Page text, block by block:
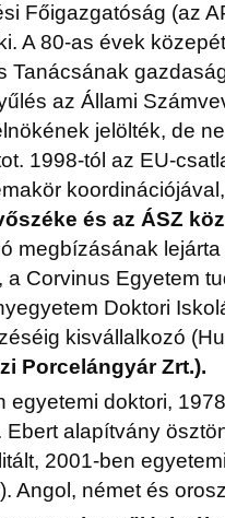
Főigazgatóság (az
A 80-as évek
Tanácsának
az Állami
jelölték, de
1998-tól az EU-
és az ÁSZ
megbízásának
a Corvinus Egyetem
Doktori
kisvállalkozó
Porcelángyár Zrt.).
egyetemi doktori,
Ebert alapítvány
2001-ben
Angol, német és